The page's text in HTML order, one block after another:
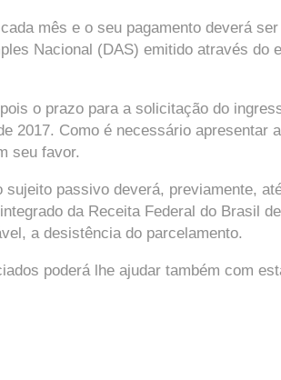
mês e o seu pagamento deverá
Nacional (DAS) emitido através do
o prazo para a solicitação do
2017. Como é necessário apresentar
seu favor.
passivo deverá, previamente,
da Receita Federal do Brasil
a desistência do parcelamento.
poderá lhe ajudar também com